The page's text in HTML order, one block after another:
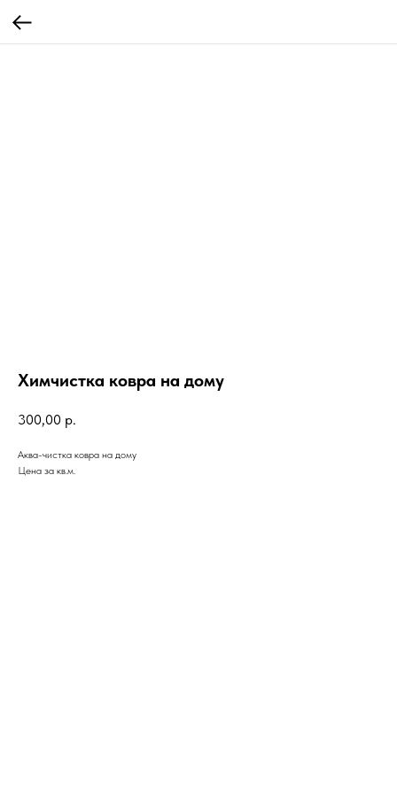
Химчистка ковра на дому
300,00 р.
Аква-чистка ковра на дому
Цена за кв.м.